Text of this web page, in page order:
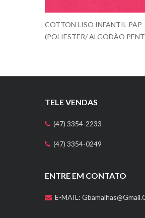
COTTON LISO INFANTIL PAP
(POLIESTER/ ALGODÃO
TELE VENDAS
(47) 3354-2233
(47) 3354-0249
ENTRE EM CONTATO
E-MAIL: